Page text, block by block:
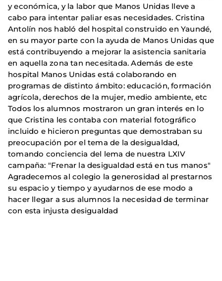
y económica, y la labor que Manos Unidas lleve a
cabo para intentar paliar esas necesidades. Cristina
Antolín nos habló del hospital construido en Yaundé,
en su mayor parte con la ayuda de Manos Unidas que
está contribuyendo a mejorar la asistencia sanitaria
en aquella zona tan necesitada. Además de este
hospital Manos Unidas está colaborando en
programas de distinto ámbito: educación, formación
agrícola, derechos de la mujer, medio ambiente, etc
Todos los alumnos mostraron un gran interés en lo
que Cristina les contaba con material fotográfico
incluido e hicieron preguntas que demostraban su
preocupación por el tema de la desigualdad,
tomando conciencia del lema de nuestra LXIV
campaña: "Frenar la desigualdad está en tus manos"
Agradecemos al colegio la generosidad al prestarnos
su espacio y tiempo y ayudarnos de ese modo a
hacer llegar a sus alumnos la necesidad de terminar
con esta injusta desigualdad